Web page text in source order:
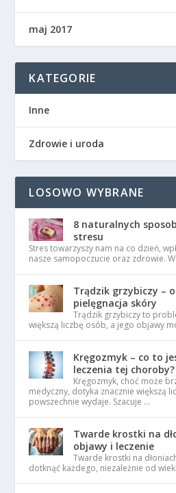
maj 2017
KATEGORIE
Inne
Zdrowie i uroda
LOSOWO WYBRANE
8 naturalnych
stresu
Stres towarzyszy nam na co dzień,
nasze samopoczucie oraz zdrowie.
Trądzik grzybiczy –
pielęgnacja skóry
Trądzik grzybiczy to
większą liczbę osób, a jego objawy
Kręgozmyk – co to
leczenia tej choroby?
Kręgozmyk, choć może
medyczny, dotyka znacznie większą
powszechnie wydaje. Szacuje …
Twarde krostki na
objawy i leczenie
Twarde krostki na
dotknąć każdego, niezależnie od